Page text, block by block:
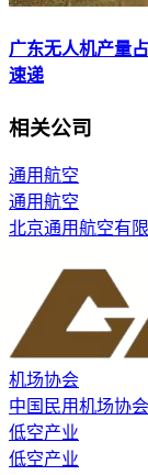
广东无人机产量
速递
相关公司
通用航空
通用航空
北京通用航空有
机场协会
中国民用机场协
低空产业
低空产业